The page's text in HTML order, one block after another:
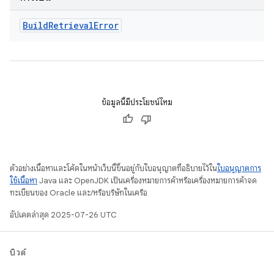
BuildRetrievalError
ข้อมูลนี้มีประโยชน์ไหม
ตัวอย่างเนื้อหาและโค้ดในหน้าเว็บนี้ขึ้นอยู่กับใบอนุญาตที่อธิบายไว้ในใบอนุญาตการ
ใช้เนื้อหา Java และ OpenJDK เป็นเครื่องหมายการค้าหรือเครื่องหมายการค้าจด
ทะเบียนของ Oracle และ/หรือบริษัทในเครือ
อัปเดตล่าสุด 2025-07-26 UTC
บิวด์